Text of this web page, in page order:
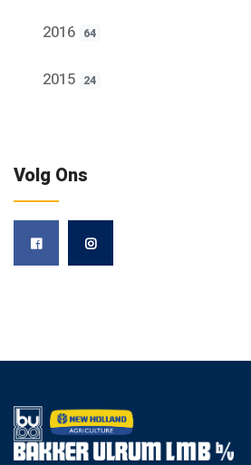
2016 64
2015 24
Volg Ons